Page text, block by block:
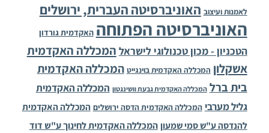
לאמנות ועיצוב האוניברסיטה העברית, ירושלים
האוניברסיטה הפתוחה האקדמית גורדון
הטכניון - מכון טכנולוגי לישראל המכללה האקדמית
אשקלון המכללה האקדמית בוינגייט המכללה האקדמית
בית ברל המכללה האקדמית גבעת וושינגטון המכללה האקדמית
גליל מערבי המכללה האקדמית הדסה ירושלים המכללה האקדמית
להנדסה ע"ש סמי שמעון המכללה האקדמית לחינוך ע"ש דוד